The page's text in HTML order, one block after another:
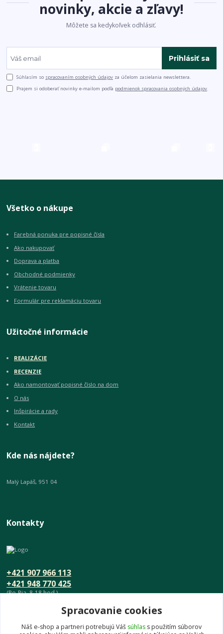
novinky, akcie a zľavy!
Môžete sa kedykoľvek odhlásiť.
Prihlásiť sa
Súhlasím so spracovaním osobných údajov za účelom zasielania newslettera.
Prajem si odoberať novinky e-mailom podľa podmienok spracovania osobných údajov.
Všetko o nákupe
Farebná ponuka pre popisné čísla
Ako nakupovať
Doprava a platba
Obchodné podmienky
Vrátenie tovaru
Formulár pre reklamáciu tovaru
Užitočné informácie
REALIZÁCIE
RECENZIE
Ako namontovať popisné číslo na dom
O nás
Inšpirácie a rady
Kontakt
Kde nás nájdete?
Malý Lapáš, 951 04
Kontakty
+421 948 770 425
+421 907 966 113
(Po-Pia, 8-18 hod.)
info@umeniedomova.skSpracovanie cookies
Náš e-shop a partneri potrebujú Váš súhlas s použitím súborov